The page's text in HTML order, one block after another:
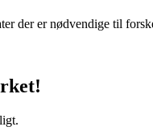
der er nødvendige til